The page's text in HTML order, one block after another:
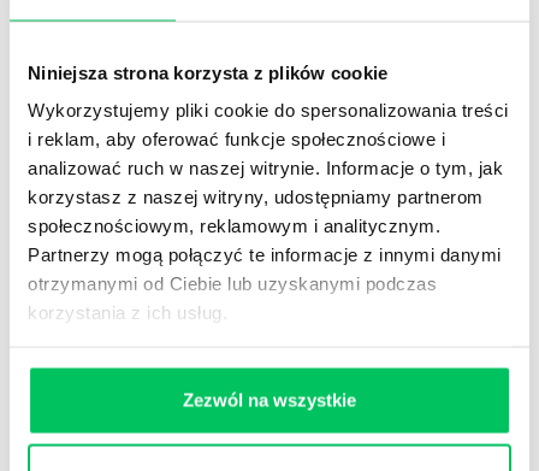
Niniejsza strona korzysta z plików cookie
Wykorzystujemy pliki cookie do spersonalizowania treści
i reklam, aby oferować funkcje społecznościowe i
analizować ruch w naszej witrynie. Informacje o tym, jak
korzystasz z naszej witryny, udostępniamy partnerom
społecznościowym, reklamowym i analitycznym.
Partnerzy mogą połączyć te informacje z innymi danymi
otrzymanymi od Ciebie lub uzyskanymi podczas
korzystania z ich usług.
Zezwól na wszystkie
1 Przeszkoliliśmy ponad 40000
menedżerów, kierowników i naczelników.
2
W Akademiach menedżerskich, w których
mierzyliśmy efektywność (47 projektów 286 dni
szkol.)poziom kompetencji wzrósł średnio o
16%.
(follow up)
4
Zgodnie z badaniami przeprowadzonymi przez